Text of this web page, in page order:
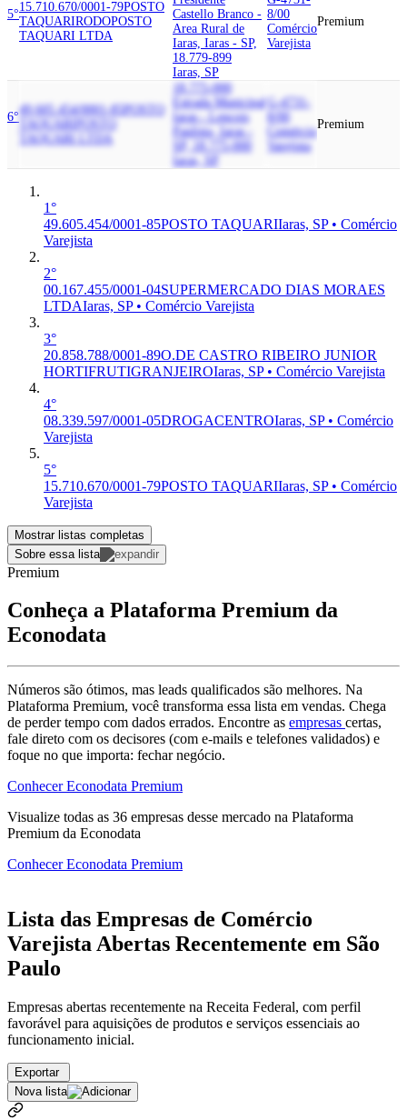
5°
15.710.670/0001-79POSTO
TAQUARIRODOPOSTO
TAQUARI LTDA
Castello Branco -
Area Rural de
Iaras, Iaras - SP,
18.779-899
Iaras, SP
8/00
Comércio
Varejista
Premium
6°
49.605.454/0001-85POSTO
TAQUARI
TAQUARI LTDA
18.775-000
Estrada Municipal
Iaras - Lencois
Paulista, Iaras -
SP, 18.775-000
Iaras, SP
G-4731-
8/00
Comércio
Varejista
Premium
1°
49.605.454/0001-85POSTO TAQUARIIaras, SP • Comércio
Varejista
2°
00.167.455/0001-04SUPERMERCADO DIAS MORAES
LTDAIaras, SP • Comércio Varejista
3°
20.858.788/0001-89O.DE CASTRO RIBEIRO JUNIOR
HORTIFRUTIGRANJEIROIaras, SP • Comércio Varejista
4°
08.339.597/0001-05DROGACENTROIaras, SP • Comércio
Varejista
5°
15.710.670/0001-79POSTO TAQUARIIaras, SP • Comércio
Varejista
Mostrar listas completas
Sobre essa lista
Premium
Conheça a Plataforma Premium da
Econodata
Números são ótimos, mas leads qualificados são melhores. Na
Plataforma Premium, você transforma essa lista em vendas. Chega
de perder tempo com dados errados. Encontre as empresas certas,
fale direto com os decisores (com e-mails e telefones validados) e
foque no que importa: fechar negócio.
Conhecer Econodata Premium
Visualize todas as 36 empresas desse mercado na Plataforma
Premium da Econodata
Conhecer Econodata Premium
Lista das Empresas de Comércio
Varejista Abertas Recentemente em São
Paulo
Empresas abertas recentemente na Receita Federal, com perfil
favorável para aquisições de produtos e serviços essenciais ao
funcionamento inicial.
Exportar
Nova lista